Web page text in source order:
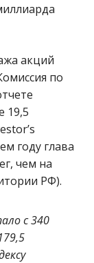
акций
по
19,5
году глава
чем на
РФ).
с 340